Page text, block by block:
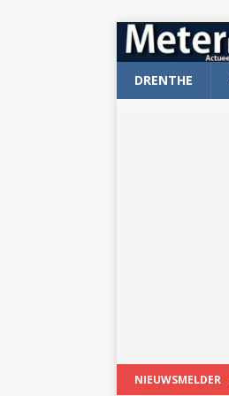
DRENTHE
NIEUWSMELDER